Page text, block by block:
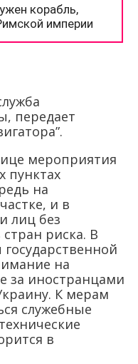
передает
мероприятия
пунктах
на
и в
лиц без
риска. В
на
за иностранцами
К мерам
служебные
в